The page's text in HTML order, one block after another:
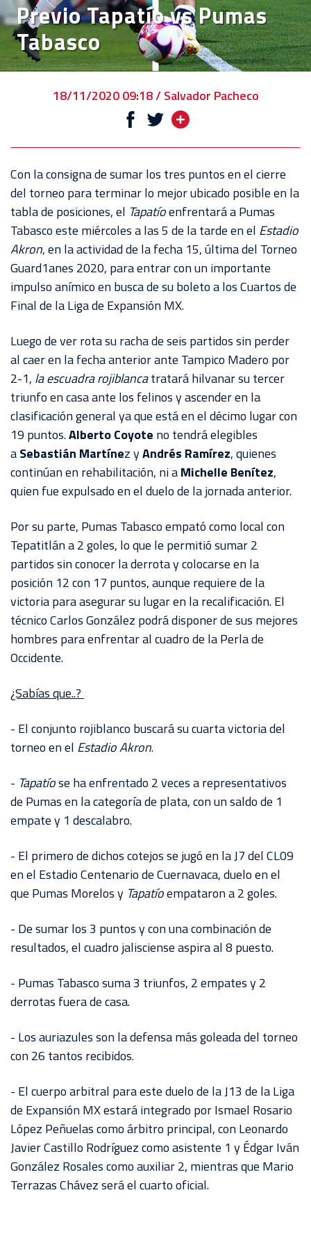
EVENTOS
DEPORTIVOS
REBAÑO
CHIVAS
CHIVASTV
ESTADIO
AKRON
TOUR
ESTADIO
AKRON
Previo Tapatío vs Pumas
Tabasco
18/11/2020 09:18 / Salvador Pacheco
Con la consigna de sumar los tres puntos en el cierre
del torneo para terminar lo mejor ubicado posible en la
tabla de posiciones, el Tapatíoenfrentará a Pumas
Tabasco este miércoles a las 5 de la tarde en el Estadio
Akron, en la actividad de la fecha 15, última del Torneo
Guard1anes 2020, para entrar con un importante
impulso anímico en busca de su boleto a los Cuartos de
Final de la Liga de Expansión MX.
Luego de ver rota su racha de seis partidos sin perder
al caer en la fecha anterior ante Tampico Madero por
2-1, la escuadra rojiblancatratará hilvanar su tercer
triunfo en casa ante los felinos y ascender en la
clasificación general ya que está en el décimo lugar con
19 puntos.Alberto Coyote no tendrá elegibles
aSebastián Martínez yAndrés Ramírez, quienes
continúan en rehabilitación, ni aMichelle Benítez,
quien fue expulsado en el duelo de la jornada anterior.
Por su parte, Pumas Tabasco empató como local con
Tepatitlán a 2 goles, lo que le permitió sumar 2
partidos sin conocer la derrota y colocarse en la
posición 12 con 17 puntos, aunque requiere de la
victoria para asegurar su lugar en la recalificación. El
técnico Carlos González podrá disponer de sus mejores
hombres para enfrentar al cuadro de la Perla de
Occidente.
¿Sabías que..?
- El conjunto rojiblanco buscará su cuarta victoria del
torneo en el Estadio Akron.
- Tapatíose ha enfrentado 2 veces a representativos
de Pumas en la categoría de plata, con un saldo de 1
empate y 1 descalabro.
- El primero de dichos cotejos se jugó en la J7 del CL09
en el Estadio Centenario de Cuernavaca, duelo en el
que Pumas Morelos y Tapatíoempataron a 2 goles.
- De sumar los 3 puntos y con una combinación de
resultados, el cuadro jalisciense aspira al 8 puesto.
- Pumas Tabasco suma 3 triunfos, 2 empates y 2
derrotas fuera de casa.
- Los auriazules son la defensa más goleada del torneo
con 26 tantos recibidos.
- El cuerpo arbitral para este duelo de la J13 de la Liga
de Expansión MX estará integrado por Ismael Rosario
López Peñuelas como árbitro principal, con Leonardo
Javier Castillo Rodríguez como asistente 1 y Édgar Iván
González Rosales como auxiliar 2, mientras que Mario
Terrazas Chávez será el cuarto oficial.